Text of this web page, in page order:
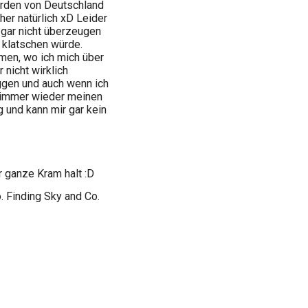
von Deutschland
natürlich xD Leider
nicht überzeugen
würde.
wo ich mich über
nicht wirklich
und auch wenn ich
wieder meinen
kann mir gar kein
Kram halt :D
Sky and Co.